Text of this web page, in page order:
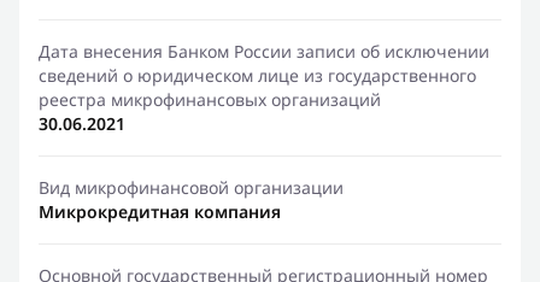
Дата внесения Банком России записи об исключении
сведений о юридическом лице из государственного
реестра микрофинансовых организаций
30.06.2021
Вид микрофинансовой организации
Микрокредитная компания
Основной государственный регистрационный номер